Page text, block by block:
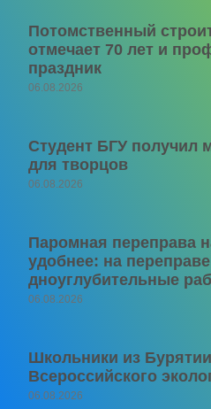
Потомственный
отмечает 70 лет и
праздник
06.08.2026
Студент БГУ получил
для творцов
06.08.2026
Паромная переправа
удобнее: на
дноуглубительные
06.08.2026
Школьники из
Всероссийского
06.08.2026